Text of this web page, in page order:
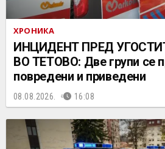
ХРОНИКА
ИНЦИДЕНТ ПРЕД
ВО ТЕТОВО: Две групи се
повредени и приведени
08.08.2026. 16:08